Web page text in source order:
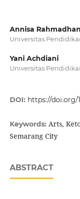
Annisa
Universitas
Yani Achdiani
Universitas
DOI: https://doi.org/
Keywords: Arts,
Semarang City
ABSTRACT